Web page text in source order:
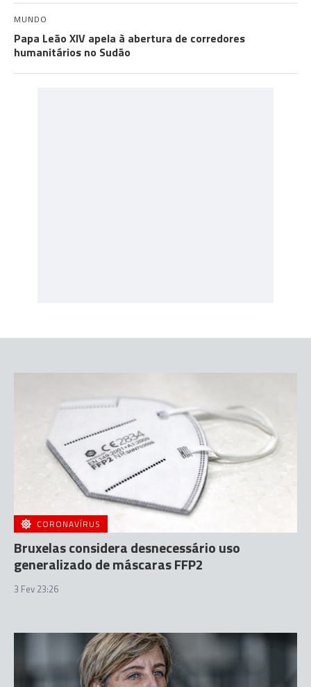
MUNDO
Papa Leão XIV apela à abertura de corredores
humanitários no Sudão
CORONAVÍRUS
Bruxelas considera desnecessário uso
generalizado de máscaras FFP2
3 Fev 23:26